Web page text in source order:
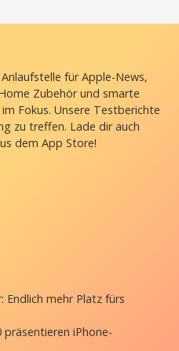
für Apple-News,
Zubehör und smarte
Fokus. Unsere Testberichte
zu treffen. Lade dir auch
dem App Store!
Endlich mehr Platz fürs
iPhone-